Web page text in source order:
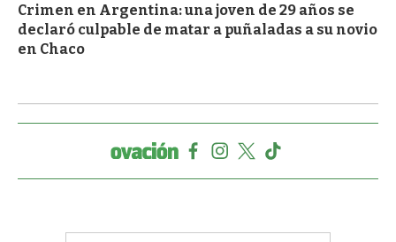
Crimen en Argentina: una joven de 29 años se
declaró culpable de matar a puñaladas a su novio
en Chaco